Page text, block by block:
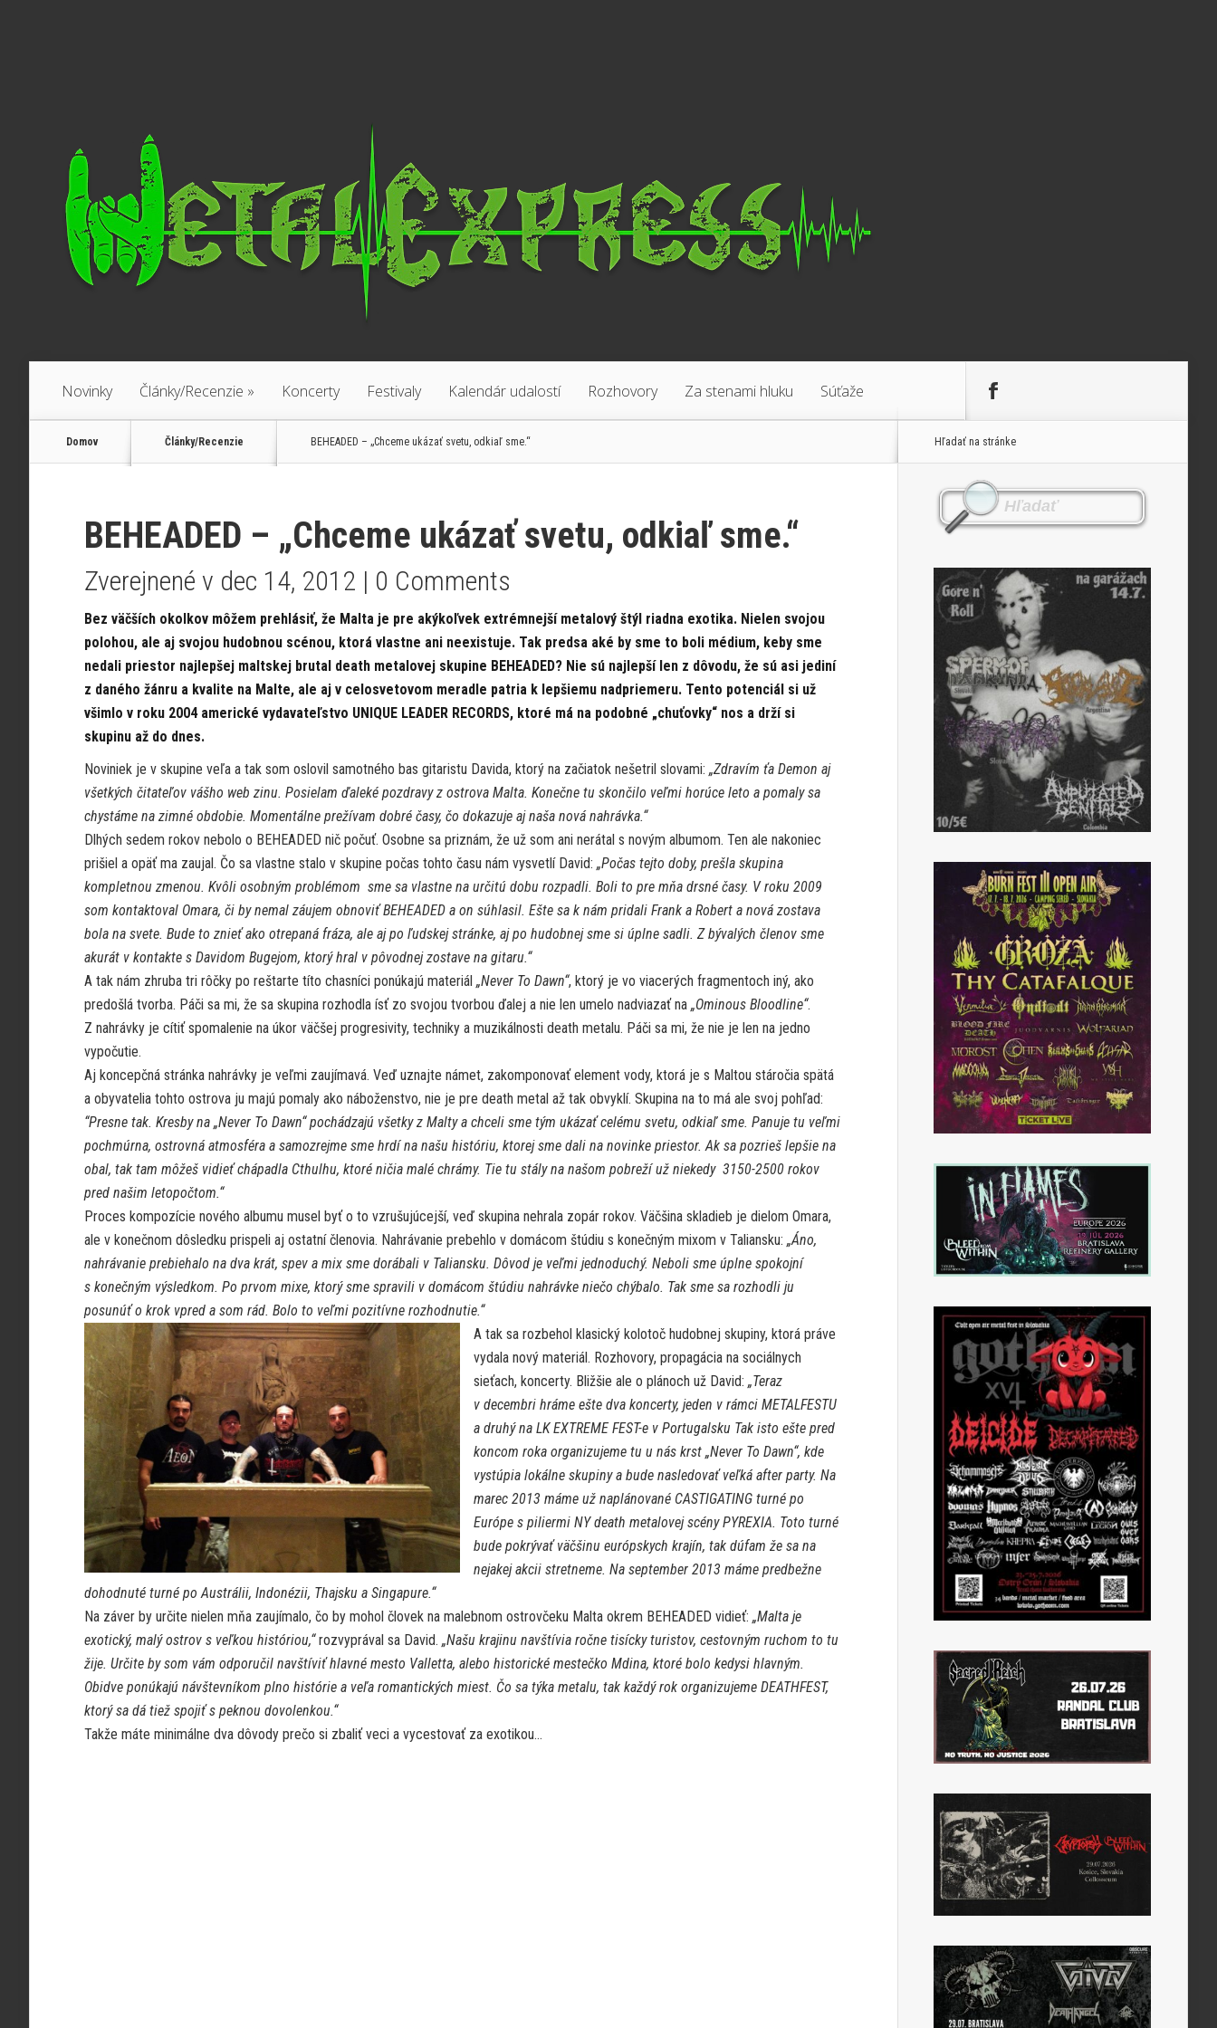
Novinky Články/Recenzie » Koncerty Festivaly Kalendár udalostí Rozhovory Za stenami hluku Súťaže
Domov Články/Recenzie BEHEADED – „Chceme ukázať svetu, odkiaľ sme.“
BEHEADED – „Chceme ukázať svetu, odkiaľ sme.“
Zverejnené v dec 14, 2012 | 0 Comments
Bez väčších okolkov môžem prehlásiť, že Malta je pre akýkoľvek extrémnejší metalový štýl riadna exotika. Nielen svojou
polohou, ale aj svojou hudobnou scénou, ktorá vlastne ani neexistuje. Tak predsa aké by sme to boli médium, keby sme
nedali priestor najlepšej maltskej brutal death metalovej skupine BEHEADED? Nie sú najlepší len z dôvodu, že sú asi jediní
z daného žánru a kvalite na Malte, ale aj v celosvetovom meradle patria k lepšiemu nadpriemeru. Tento potenciál si už
všimlo v roku 2004 americké vydavateľstvo UNIQUE LEADER RECORDS, ktoré má na podobné „chuťovky“ nos a drží si
skupinu až do dnes.
Noviniek je v skupine veľa a tak som oslovil samotného bas gitaristu Davida, ktorý na začiatok nešetril slovami: „Zdravím ťa Demon aj
všetkých čitateľov vášho web zinu. Posielam ďaleké pozdravy z ostrova Malta. Konečne tu skončilo veľmi horúce leto a pomaly sa
chystáme na zimné obdobie. Momentálne prežívam dobré časy, čo dokazuje aj naša nová nahrávka.“
Dlhých sedem rokov nebolo o BEHEADED nič počuť. Osobne sa priznám, že už som ani nerátal s novým albumom. Ten ale nakoniec
prišiel a opäť ma zaujal. Čo sa vlastne stalo v skupine počas tohto času nám vysvetlí David: „Počas tejto doby, prešla skupina
kompletnou zmenou. Kvôli osobným problémom sme sa vlastne na určitú dobu rozpadli. Boli to pre mňa drsné časy. V roku 2009
som kontaktoval Omara, či by nemal záujem obnoviť BEHEADED a on súhlasil. Ešte sa k nám pridali Frank a Robert a nová zostava
bola na svete. Bude to znieť ako otrepaná fráza, ale aj po ľudskej stránke, aj po hudobnej sme si úplne sadli. Z bývalých členov sme
akurát v kontakte s Davidom Bugejom, ktorý hral v pôvodnej zostave na gitaru.“
A tak nám zhruba tri rôčky po reštarte títo chasníci ponúkajú materiál „Never To Dawn“, ktorý je vo viacerých fragmentoch iný, ako
predošlá tvorba. Páči sa mi, že sa skupina rozhodla ísť zo svojou tvorbou ďalej a nie len umelo nadviazať na „Ominous Bloodline“.
Z nahrávky je cítiť spomalenie na úkor väčšej progresivity, techniky a muzikálnosti death metalu. Páči sa mi, že nie je len na jedno
vypočutie.
Aj koncepčná stránka nahrávky je veľmi zaujímavá. Veď uznajte námet, zakomponovať element vody, ktorá je s Maltou stáročia spätá
a obyvatelia tohto ostrova ju majú pomaly ako náboženstvo, nie je pre death metal až tak obvyklí. Skupina na to má ale svoj pohľad:
“Presne tak. Kresby na „Never To Dawn“ pochádzajú všetky z Malty a chceli sme tým ukázať celému svetu, odkiaľ sme. Panuje tu veľmi
pochmúrna, ostrovná atmosféra a samozrejme sme hrdí na našu históriu, ktorej sme dali na novinke priestor. Ak sa pozrieš lepšie na
obal, tak tam môžeš vidieť chápadla Cthulhu, ktoré ničia malé chrámy. Tie tu stály na našom pobreží už niekedy 3150-2500 rokov
pred našim letopočtom.“
Proces kompozície nového albumu musel byť o to vzrušujúcejší, veď skupina nehrala zopár rokov. Väčšina skladieb je dielom Omara,
ale v konečnom dôsledku prispeli aj ostatní členovia. Nahrávanie prebehlo v domácom štúdiu s konečným mixom v Taliansku: „Áno,
nahrávanie prebiehalo na dva krát, spev a mix sme dorábali v Taliansku. Dôvod je veľmi jednoduchý. Neboli sme úplne spokojní
s konečným výsledkom. Po prvom mixe, ktorý sme spravili v domácom štúdiu nahrávke niečo chýbalo. Tak sme sa rozhodli ju
posunúť o krok vpred a som rád. Bolo to veľmi pozitívne rozhodnutie.“
A tak sa rozbehol klasický kolotoč hudobnej skupiny, ktorá práve
vydala nový materiál. Rozhovory, propagácia na sociálnych
sieťach, koncerty. Bližšie ale o plánoch už David: „Teraz
v decembri hráme ešte dva koncerty, jeden v rámci METALFESTU
a druhý na LK EXTREME FEST-e v Portugalsku Tak isto ešte pred
koncom roka organizujeme tu u nás krst „Never To Dawn“, kde
vystúpia lokálne skupiny a bude nasledovať veľká after party. Na
marec 2013 máme už naplánované CASTIGATING turné po
Európe s piliermi NY death metalovej scény PYREXIA. Toto turné
bude pokrývať väčšinu európskych krajín, tak dúfam že sa na
nejakej akcii stretneme. Na september 2013 máme predbežne
dohodnuté turné po Austrálii, Indonézii, Thajsku a Singapure.“
Na záver by určite nielen mňa zaujímalo, čo by mohol človek na malebnom ostrovčeku Malta okrem BEHEADED vidieť: „Malta je
exotický, malý ostrov s veľkou históriou,“rozvyprával sa David. „Našu krajinu navštívia ročne tisícky turistov, cestovným ruchom to tu
žije. Určite by som vám odporučil navštíviť hlavné mesto Valletta, alebo historické mestečko Mdina, ktoré bolo kedysi hlavným.
Obidve ponúkajú návštevníkom plno histórie a veľa romantických miest. Čo sa týka metalu, tak každý rok organizujeme DEATHFEST,
ktorý sa dá tiež spojiť s peknou dovolenkou.“
Takže máte minimálne dva dôvody prečo si zbaliť veci a vycestovať za exotikou…
Hľadať na stránke